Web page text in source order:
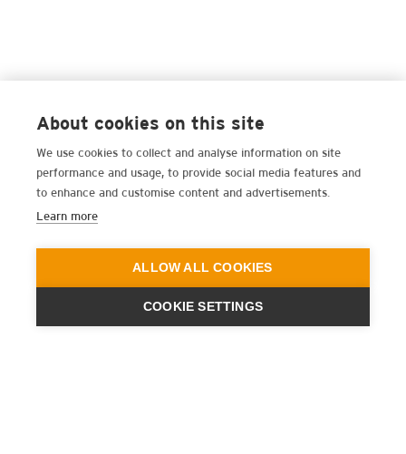
About cookies on this site
We use cookies to collect and analyse information on site
performance and usage, to provide social media features and
to enhance and customise content and advertisements.
Learn more
ALLOW ALL COOKIES
COOKIE SETTINGS